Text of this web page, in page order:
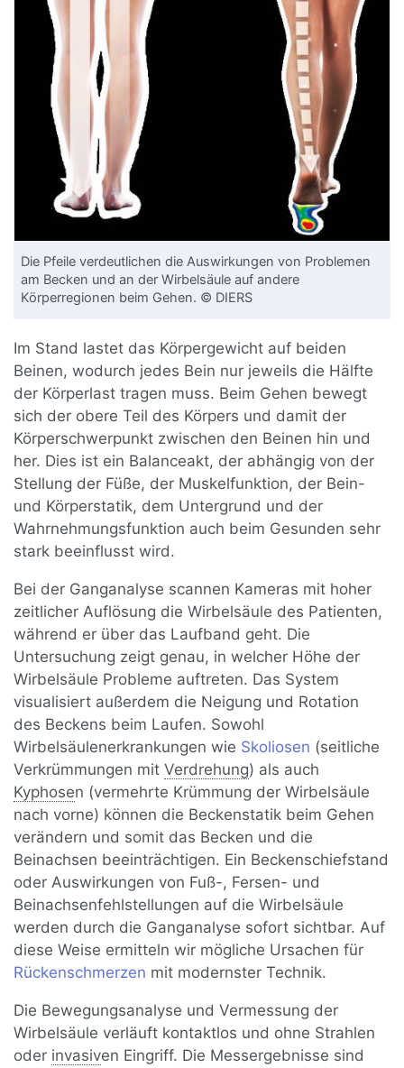
Die Pfeile verdeutlichen die Auswirkungen von Problemen
am Becken und an der Wirbelsäule auf andere
Körperregionen beim Gehen. © DIERS
Im Stand lastet das Körpergewicht auf beiden
Beinen, wodurch jedes Bein nur jeweils die Hälfte
der Körperlast tragen muss. Beim Gehen bewegt
sich der obere Teil des Körpers und damit der
Körperschwerpunkt zwischen den Beinen hin und
her. Dies ist ein Balanceakt, der abhängig von der
Stellung der Füße, der Muskelfunktion, der Bein-
und Körperstatik, dem Untergrund und der
Wahrnehmungsfunktion auch beim Gesunden sehr
stark beeinflusst wird.
Bei der Ganganalyse scannen Kameras mit hoher
zeitlicher Auflösung die Wirbelsäule des Patienten,
während er über das Laufband geht. Die
Untersuchung zeigt genau, in welcher Höhe der
Wirbelsäule Probleme auftreten. Das System
visualisiert außerdem die Neigung und Rotation
des Beckens beim Laufen. Sowohl
Wirbelsäulenerkrankungen wie Skoliosen (seitliche
Verkrümmungen mitVerdrehung) als auch
Kyphosen (vermehrte Krümmung der Wirbelsäule
nach vorne) können die Beckenstatik beim Gehen
verändern und somit das Becken und die
Beinachsen beeinträchtigen. Ein Beckenschiefstand
oder Auswirkungen von Fuß-, Fersen- und
Beinachsenfehlstellungen auf die Wirbelsäule
werden durch die Ganganalyse sofort sichtbar. Auf
diese Weise ermitteln wir mögliche Ursachen für
Rückenschmerzen mit modernster Technik.
Die Bewegungsanalyse und Vermessung der
Wirbelsäule verläuft kontaktlos und ohne Strahlen
oder invasiven Eingriff. Die Messergebnisse sind